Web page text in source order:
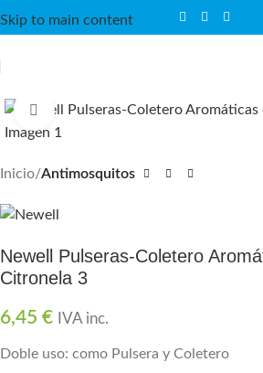
Skip to main content
Click para agrandar
Inicio Antimosquitos
Newell Pulseras-Coletero
Citronela 3
6,45 € IVA inc.
Doble uso: como Pulsera y Coletero